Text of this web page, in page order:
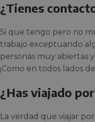
¿Tienes
Si que tengo pero no
trabajo exceptuando
personas muy abiertas
¡Como en todos lados
¿Has viajado
La verdad que viajar